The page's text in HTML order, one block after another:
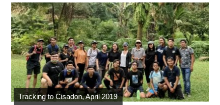
Tracking to Cisadon, April 2019